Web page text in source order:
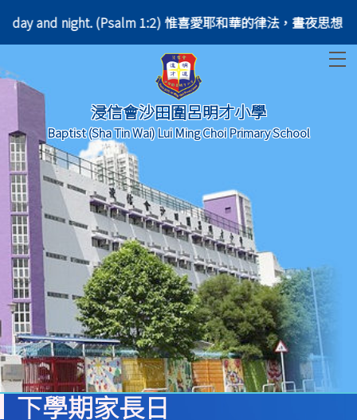
and night. (Psalm 1:2) 惟喜愛耶和華的律法，晝夜思想，
浸信會沙田圍呂明才小學
Baptist (Sha Tin Wai) Lui Ming Choi Primary School
下學期家長日